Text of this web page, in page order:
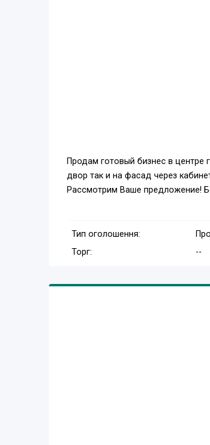
Продам готовый бизнес в
двор так и на фасад через
Рассмотрим Ваше предложение!
Тип оголошення:
Торг:
--